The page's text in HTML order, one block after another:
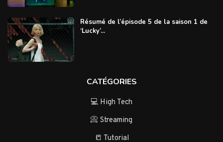
Résumé de l’épisode 5 de la saison 1 de
‘Lucky’...
CATÉGORIES
💻 High Tech
📀 Streaming
📒 Tutorial